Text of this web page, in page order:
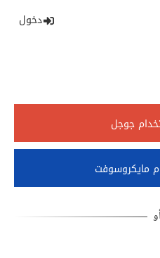
دخول
جوجل
مايكروسوفت